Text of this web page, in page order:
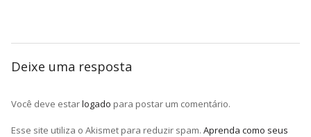
Deixe uma resposta
Você deve estarlogado para postar um comentário.
Esse site utiliza o Akismet para reduzir spam. Aprenda como seus